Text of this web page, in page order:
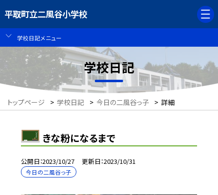
平取町立二風谷小学校
学校日記メニュー
学校日記
トップページ > 学校日記 > 今日の二風谷っ子 > 詳細
きな粉になるまで
公開日 2023/10/27 更新日 2023/10/31
今日の二風谷っ子